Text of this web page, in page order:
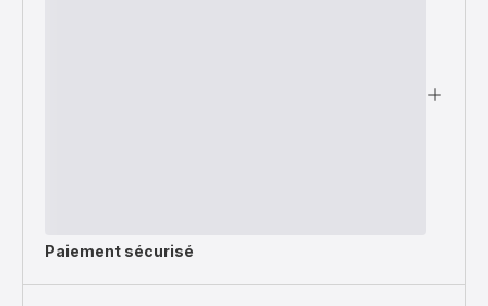
Paiement sécurisé